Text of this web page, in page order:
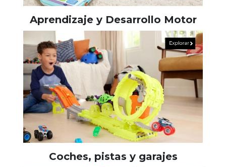
Aprendizaje y Desarrollo Motor
Coches, pistas y garajes